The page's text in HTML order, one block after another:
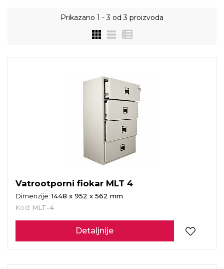
Prikazano 1 - 3 od3 proizvoda
Vatrootporni fiokar MLT 4
Dimenzije:1448 x 952 x 562 mm
Kod: MLT-4
Detaljnije